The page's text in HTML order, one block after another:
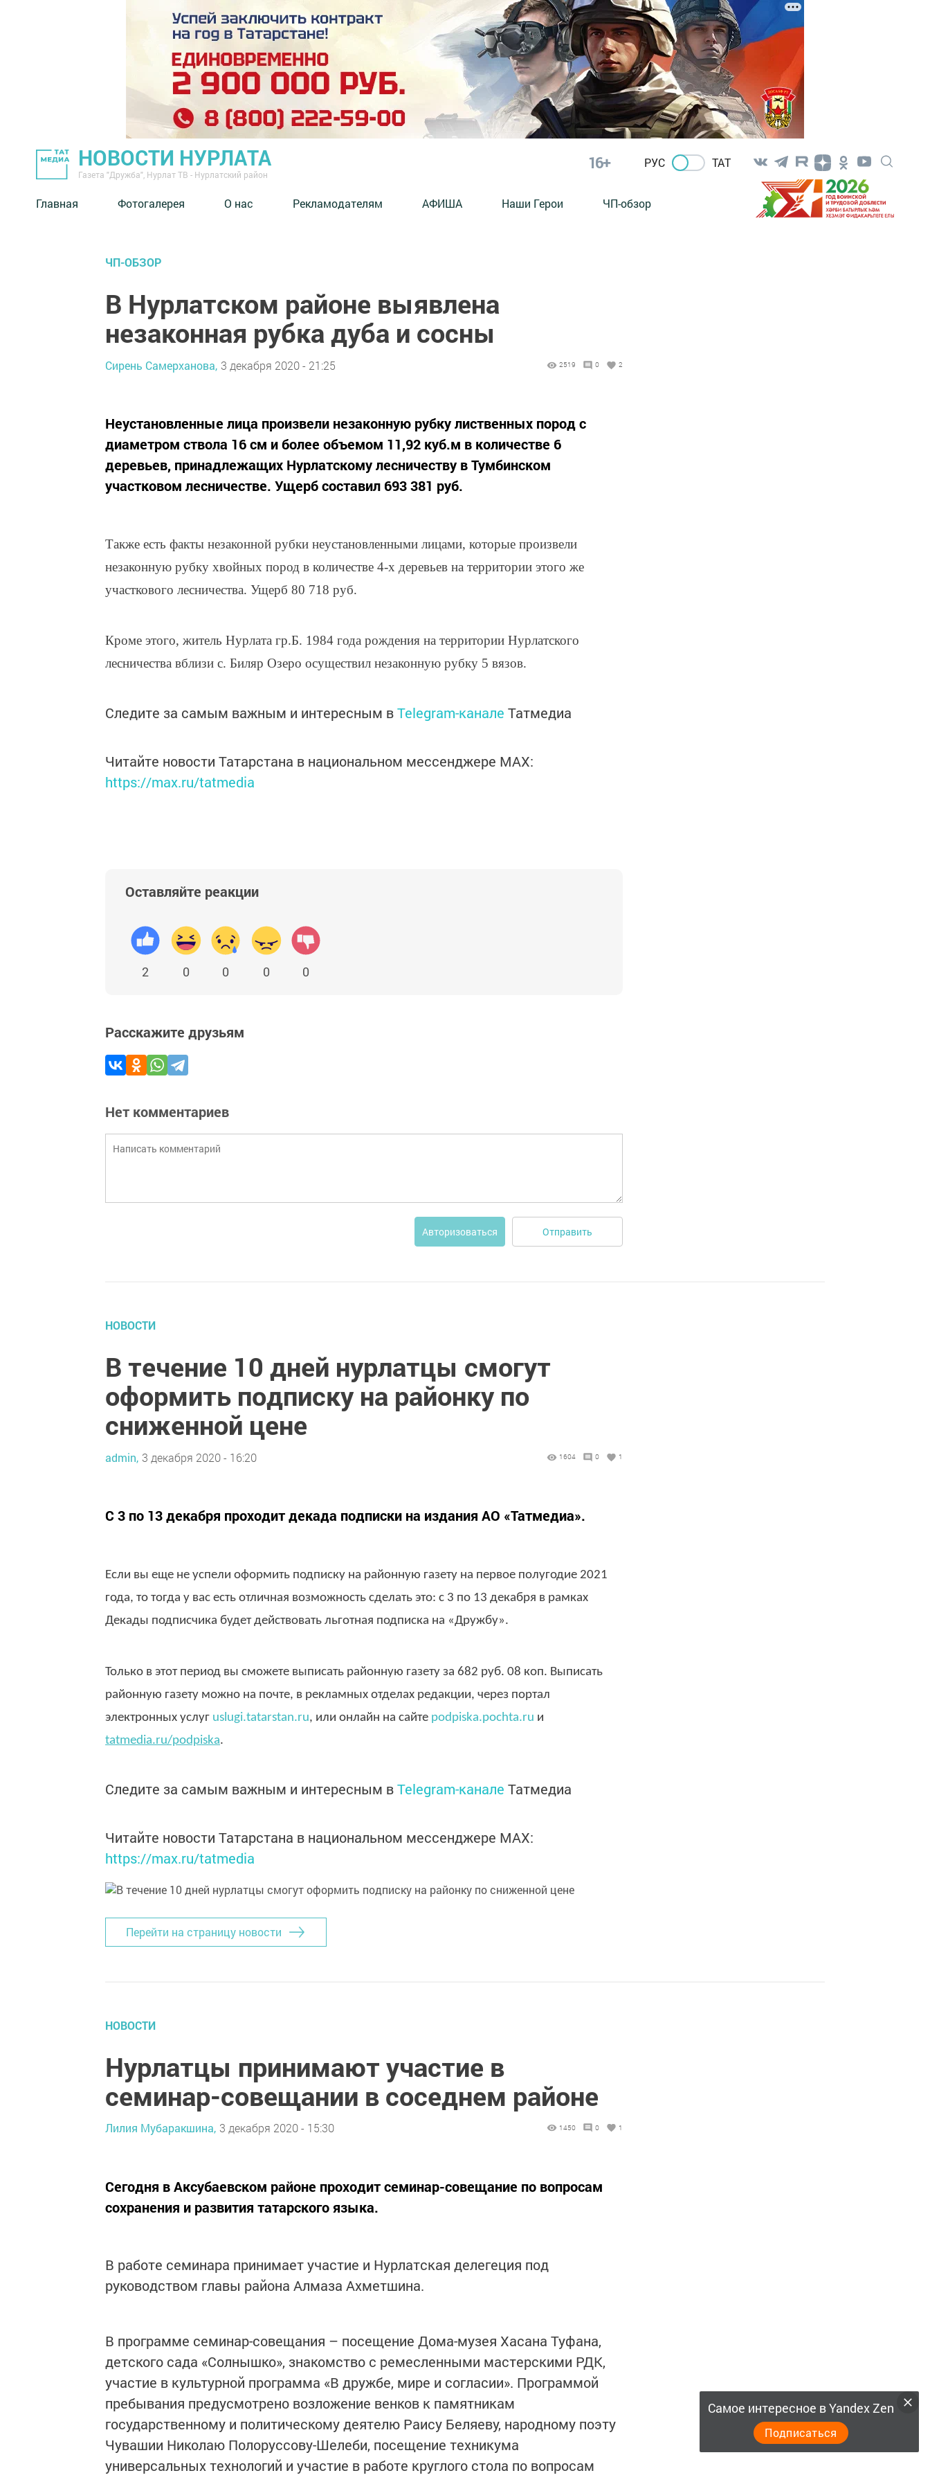
НОВОСТИ НУРЛАТА
Газета "Дружба", Нурлат ТВ - Нурлатский район
16+ РУС ТАТ
Главная Фотогалерея О нас Рекламодателям АФИША Наши Герои ЧП-обзор
ЧП-ОБЗОР
В Нурлатском районе выявлена
незаконная рубка дуба и сосны
Сирень Самерханова, 3 декабря 2020 - 21:25 2519 0 2
Неустановленные лица произвели незаконную рубку лиственных пород с
диаметром ствола 16 см и более объемом 11,92 куб.м в количестве 6
деревьев, принадлежащих Нурлатскому лесничеству в Тумбинском
участковом лесничестве. Ущерб составил 693 381 руб.
Также есть факты незаконной рубки неустановленными лицами, которые произвели
незаконную рубку хвойных пород в количестве 4-х деревьев на территории этого же
участкового лесничества. Ущерб 80 718 руб.
Кроме этого, житель Нурлата гр.Б. 1984 года рождения на территории Нурлатского
лесничества вблизи с. Биляр Озеро осуществил незаконную рубку 5 вязов.
Следите за самым важным и интересным вTelegram-канале Татмедиа
Читайте новости Татарстана в национальном мессенджере MАХ:
https://max.ru/tatmedia
Оставляйте реакции
2 0 0 0 0
Расскажите друзьям
Нет комментариев
Авторизоваться Отправить
НОВОСТИ
В течение 10 дней нурлатцы смогут
оформить подписку на районку по
сниженной цене
admin, 3 декабря 2020 - 16:20 1604 0 1
С 3 по 13 декабря проходит декада подписки на издания АО «Татмедиа».
Если вы еще не успели оформить подписку на районную газету на первое полугодие 2021
года, то тогда у вас есть отличная возможность сделать это: с 3 по 13 декабря в рамках
Декады подписчика будет действовать льготная подписка на «Дружбу».
Только в этот период вы сможете выписать районную газету за 682 руб. 08 коп. Выписать
районную газету можно на почте, в рекламных отделах редакции, через портал
электронных услуг uslugi.tatarstan.ru, или онлайн на сайте podpiska.pochta.ru и
tatmedia.ru/podpiska.
Следите за самым важным и интересным вTelegram-канале Татмедиа
Читайте новости Татарстана в национальном мессенджере MАХ:
https://max.ru/tatmedia
Перейти на страницу новости
НОВОСТИ
Нурлатцы принимают участие в
семинар-совещании в соседнем районе
Лилия Мубаракшина, 3 декабря 2020 - 15:30 1450 0 1
Сегодня в Аксубаевском районе проходит семинар-совещание по вопросам
сохранения и развития татарского языка.
В работе семинара принимает участие и Нурлатская делегеция под
руководством главы района Алмаза Ахметшина.
В программе семинар-совещания – посещение Дома-музея Хасана Туфана,
детского сада «Солнышко», знакомство с ремесленными мастерскими РДК,
участие в культурной программа «В дружбе, мире и согласии». Программой
пребывания предусмотрено возложение венков к памятникам
государственному и политическому деятелю Раису Беляеву, народному поэту
Чувашии Николаю Полоруссову-Шелеби, посещение техникума
универсальных технологий и участие в работе круглого стола по вопросам
Самое интересное в Yandex Zen
Подписаться